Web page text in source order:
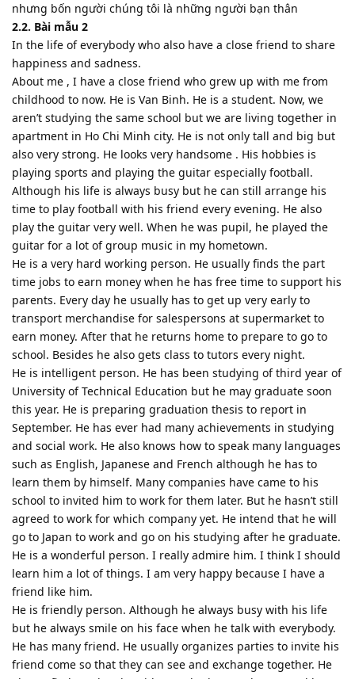
nhưng bốn người chúng tôi là những người bạn thân
2.2. Bài mẫu 2
In the life of everybody who also have a close friend to share
happiness and sadness.
About me , I have a close friend who grew up with me from
childhood to now. He is Van Binh. He is a student. Now, we
aren’t studying the same school but we are living together in
apartment in Ho Chi Minh city. He is not only tall and big but
also very strong. He looks very handsome . His hobbies is
playing sports and playing the guitar especially football.
Although his life is always busy but he can still arrange his
time to play football with his friend every evening. He also
play the guitar very well. When he was pupil, he played the
guitar for a lot of group music in my hometown.
He is a very hard working person. He usually finds the part
time jobs to earn money when he has free time to support his
parents. Every day he usually has to get up very early to
transport merchandise for salespersons at supermarket to
earn money. After that he returns home to prepare to go to
school. Besides he also gets class to tutors every night.
He is intelligent person. He has been studying of third year of
University of Technical Education but he may graduate soon
this year. He is preparing graduation thesis to report in
September. He has ever had many achievements in studying
and social work. He also knows how to speak many languages
such as English, Japanese and French although he has to
learn them by himself. Many companies have came to his
school to invited him to work for them later. But he hasn’t still
agreed to work for which company yet. He intend that he will
go to Japan to work and go on his studying after he graduate.
He is a wonderful person. I really admire him. I think I should
learn him a lot of things. I am very happy because I have a
friend like him.
He is friendly person. Although he always busy with his life
but he always smile on his face when he talk with everybody.
He has many friend. He usually organizes parties to invite his
friend come so that they can see and exchange together. He